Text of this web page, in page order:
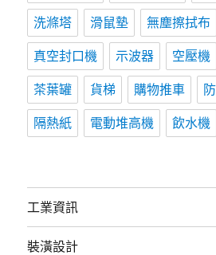
洗滌塔 滑鼠墊 無塵擦拭布
真空封口機 示波器 空壓機
茶葉罐 貨梯 購物推車
隔熱紙 電動堆高機 飲水機
工業資訊
裝潢設計